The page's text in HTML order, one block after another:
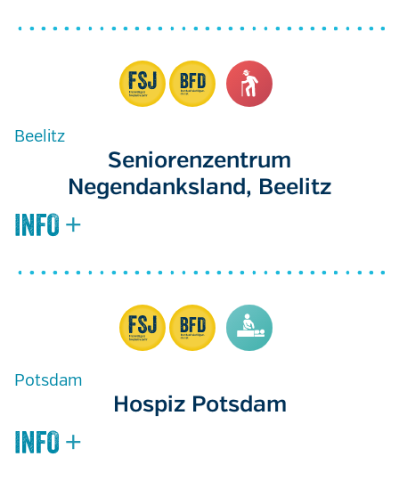
Beelitz
Seniorenzentrum
Negendanksland, Beelitz
Potsdam
Hospiz Potsdam